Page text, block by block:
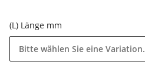
(L) Länge mm
Bitte wählen Sie eine Variation.